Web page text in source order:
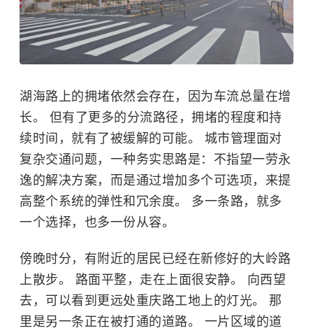
湖海路上的拥堵依然会存在，因为车流总量在增
长。 但有了更多的分流路径，拥堵的程度和持
续时间，就有了被缓解的可能。 城市管理面对
复杂交通问题，一种务实思路是：不指望一劳永
逸的解决方案，而是通过增加多个可选项，来提
高整个系统的弹性和冗余度。 多一条路，就多
一个选择，也多一份从容。
傍晚时分，有附近的居民已经在新修好的大岭路
上散步。 路面平整，走在上面很安静。 向西望
去，可以看到更远处重庆路工地上的灯光。 那
里是另一条正在被打通的道路。 一片区域的道